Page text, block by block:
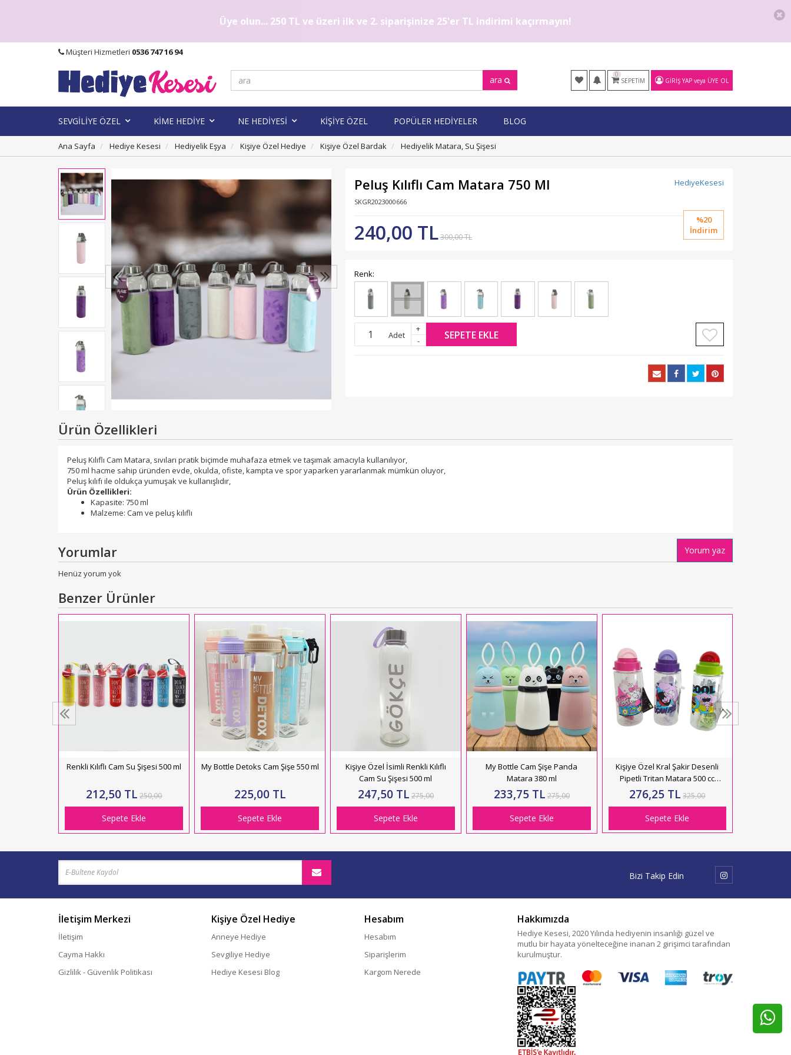
Üye olun... 250 TL ve üzeri ilk ve 2. siparişinize 25'er TL indirimi kaçırmayın!
Müşteri Hizmetleri 0536 747 16 94
0
SEPETIM GIRIŞ YAP veya ÜYE OL
ara
SEVGİLİYE ÖZEL KİME HEDİYE NE HEDİYESİ KİŞİYE ÖZEL POPÜLER HEDİYELER BLOG
Ana Sayfa Hediye Kesesi Hediyelik Eşya Kişiye Özel Hediye Kişiye Özel Bardak Hediyelik Matara, Su Şişesi
HediyeKesesi
Peluş Kılıflı Cam Matara 750 Ml
SKGR2023000666
%20
İndirim
240,00 TL300,00 TL
Renk:
Adet
+
-
SEPETE EKLE
Ürün Özellikleri
Peluş Kılıflı Cam Matara, sıvıları pratik biçimde muhafaza etmek ve taşımak amacıyla kullanılıyor,
750 ml hacme sahip üründen evde, okulda, ofiste, kampta ve spor yaparken yararlanmak mümkün oluyor,
Peluş kılıfı ile oldukça yumuşak ve kullanışlıdır,
Ürün Özellikleri:
Kapasite: 750 ml
Malzeme: Cam ve peluş kılıflı
Yorumlar Yorum yaz
Henüz yorum yok
Benzer Ürünler
Renkli Kılıflı Cam Su Şişesi 500 ml
212,50 TL 250,00
Sepete Ekle
My Bottle Detoks Cam Şişe 550 ml
225,00 TL
Sepete Ekle
Kişiye Özel İsimli Renkli Kılıflı
Cam Su Şişesi 500 ml
247,50 TL 275,00
Sepete Ekle
My Bottle Cam Şişe Panda
Matara 380 ml
233,75 TL 275,00
Sepete Ekle
Kişiye Özel Kral Şakir Desenli
Pipetli Tritan Matara 500 cc
HK2738
276,25 TL 325,00
Sepete Ekle
Bizi Takip Edin
İletişim Merkezi
İletişim
Cayma Hakkı
Gizlilik - Güvenlik Politikası
Kişiye Özel Hediye
Anneye Hediye
Sevgiliye Hediye
Hediye Kesesi Blog
Hesabım
Hesabım
Siparişlerim
Kargom Nerede
Hakkımızda
Hediye Kesesi, 2020 Yılında hediyenin insanlığı güzel ve
mutlu bir hayata yönelteceğine inanan 2 girişimci tarafından
kurulmuştur.